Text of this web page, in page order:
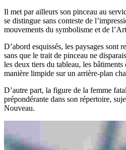
Il met par ailleurs son pinceau au
se distingue sans conteste de
mouvements du symbolisme et de
D’abord esquissés, les paysages sont
sans que le trait de pinceau ne
les deux tiers du tableau, les bâtiments
manière limpide sur un arrière-plan
D’autre part, la figure de la femme
prépondérante dans son répertoire,
Nouveau.